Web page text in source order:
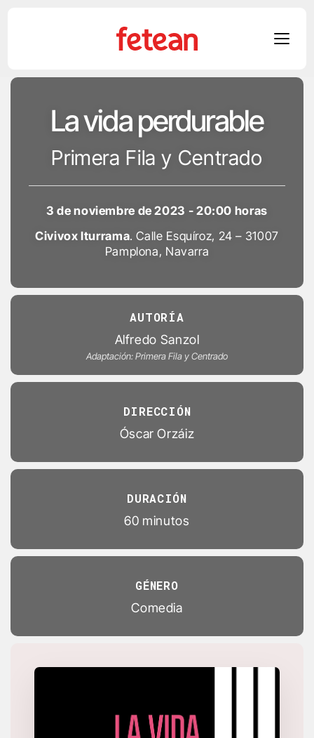
Skip
La vida perdurable
Primera Fila y Centrado
3 de noviembre de 2023 - 20:00 horas
Civivox Iturrama. Calle Esquíroz, 24 – 31007
Pamplona, Navarra
AUTORÍA
Alfredo Sanzol
Adaptación: Primera Fila y Centrado
DIRECCIÓN
Óscar Orzáiz
DURACIÓN
60 minutos
GÉNERO
Comedia